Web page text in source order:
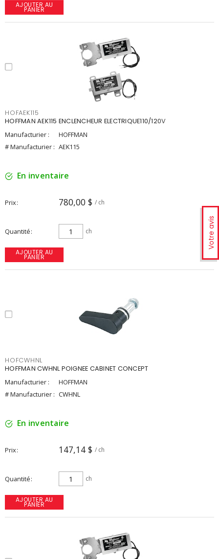
Votre avis
AJOUTER AU
PANIER
HOFAEK115
HOFFMAN AEK115 ENCLENCHEUR ELECTRIQUE110/120V
Manufacturier :
HOFFMAN
# Manufacturier : AEK115
En inventaire
Prix 780,00 $ / ch
Quantité ch
AJOUTER AU
PANIER
HOFCWHNL
HOFFMAN CWHNL POIGNEE CABINET CONCEPT
Manufacturier :
HOFFMAN
# Manufacturier : CWHNL
En inventaire
Prix 147,14 $ / ch
Quantité ch
AJOUTER AU
PANIER